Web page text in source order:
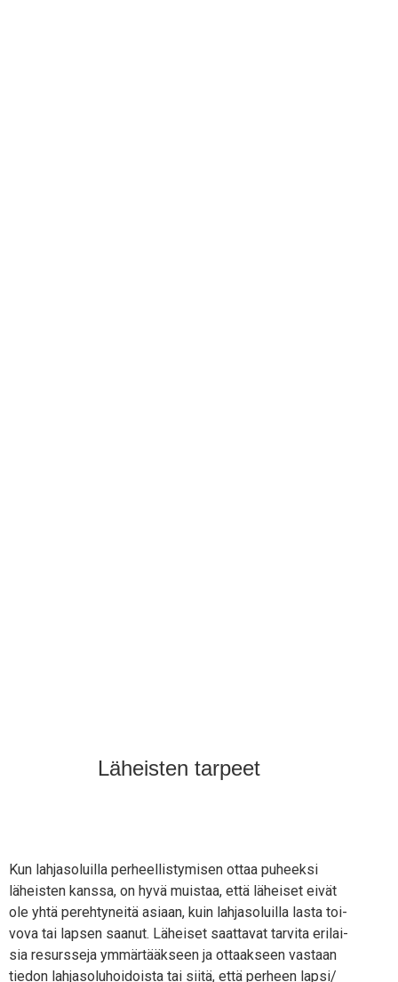
Läheisten tarpeet
Kun lah­ja­so­luil­la per­heel­lis­ty­mi­sen ottaa puheek­si
läheis­ten kans­sa, on hyvä muis­taa, että lähei­set eivät
ole yhtä pereh­ty­nei­tä asi­aan, kuin lah­ja­so­luil­la las­ta toi­
vo­va tai lap­sen saa­nut. Lähei­set saat­ta­vat tar­vi­ta eri­lai­
sia resurs­se­ja ymmär­tääk­seen ja ottaak­seen vas­taan
tie­don lah­ja­so­lu­hoi­dois­ta tai sii­tä, että per­heen lapsi/